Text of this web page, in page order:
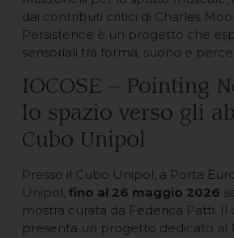
dai contributi critici di Charles
Persistence è un progetto che
sensoriali tra forma, suono e
IOCOSE – Pointing
lo spazio verso gli
Cubo Unipol
Presso il Cubo Unipol, a Porta
Unipol, fino al 26 maggio 2026
mostra curata da Federica Patti. Il
presenta un progetto dedicato al